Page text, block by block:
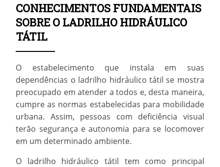
CONHECIMENTOS FUNDAMENTAIS
SOBRE O LADRILHO HIDRÁULICO
TÁTIL
O estabelecimento que instala em suas
dependências o ladrilho hidráulico tátil se mostra
preocupado em atender a todos e, desta maneira,
cumpre as normas estabelecidas para mobilidade
urbana. Assim, pessoas com deficiência visual
terão segurança e autonomia para se locomover
em um determinado ambiente.
O ladrilho hidráulico tátil tem como principal